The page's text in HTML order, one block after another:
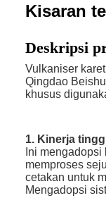
Kisaran
Deskripsi
Vulkaniser
Qingdao
khusus
1. Kinerja
Ini
memproses
cetakan untuk
Mengadopsi